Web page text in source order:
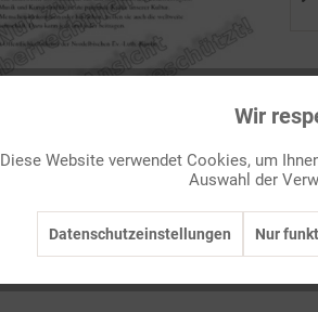
Wir
Diese Website verwendet Cookies, um
Auswahl der
Datenschutzeinstellungen Nur